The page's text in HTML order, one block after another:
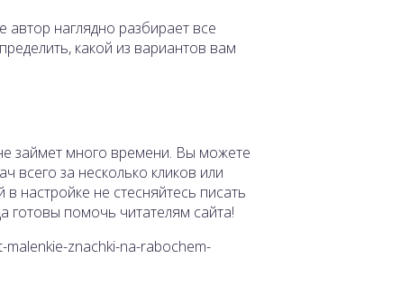
наглядно разбирает все
какой из вариантов вам
займет много времени. Вы можете
всего за несколько кликов или
настройке не стесняйтесь писать
помочь читателям сайта!
znachki-na-rabochem-